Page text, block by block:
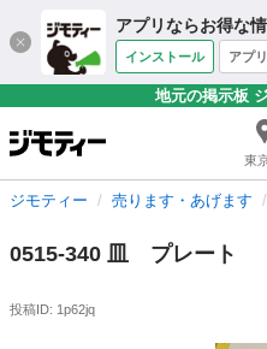
アプリならお得な
インストール アプ
地元の掲示板
東
ジモティー 売ります・あげます
0515-340 皿 プレート
投稿ID: 1p62jq